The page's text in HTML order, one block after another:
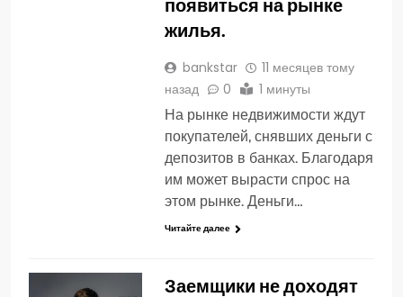
жилья.
bankstar
11 месяцев тому
назад
0 1 минуты
На рынке недвижимости ждут
покупателей, снявших деньги с
депозитов в банках. Благодаря
им может вырасти спрос на
этом рынке. Деньги…
Читайте далее
Заемщики не доходят